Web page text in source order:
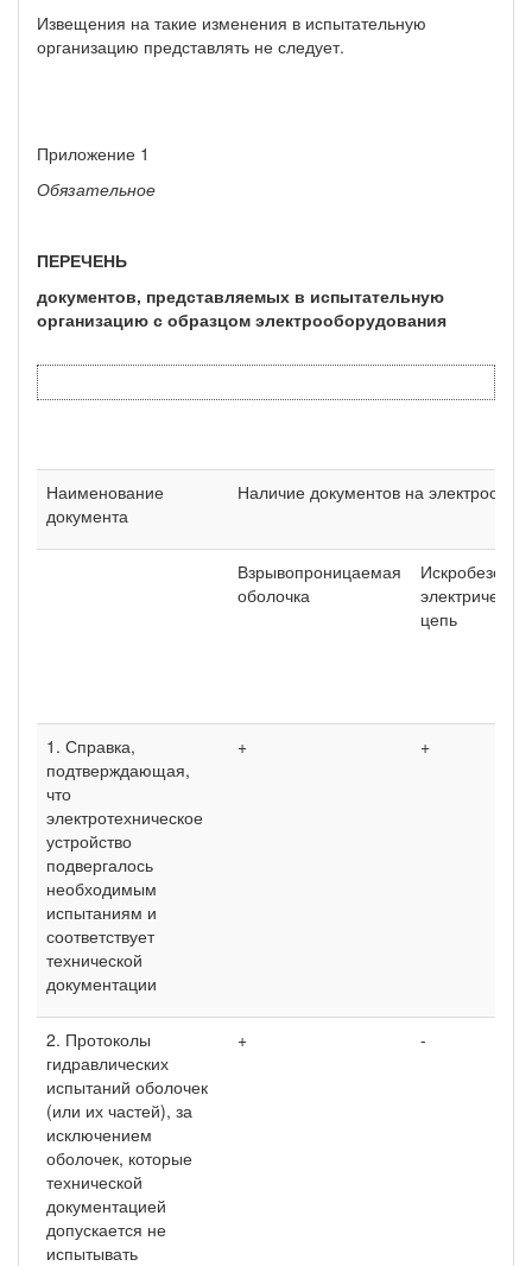
Извещения на такие изменения в испытательную
организацию представлять не следует.
Приложение 1
Обязательное
ПЕРЕЧЕНЬ
документов, представляемых в испытательную
организацию с образцом электрооборудования
Наименование
документа
Наличие документов на
Взрывопроницаемая
оболочка
электрическая
цепь
1. Справка,
подтверждающая,
что
электротехническое
устройство
подвергалось
необходимым
испытаниям и
соответствует
технической
документации
+ +
2. Протоколы
гидравлических
испытаний оболочек
(или их частей), за
исключением
оболочек, которые
технической
документацией
допускается не
испытывать
+ -